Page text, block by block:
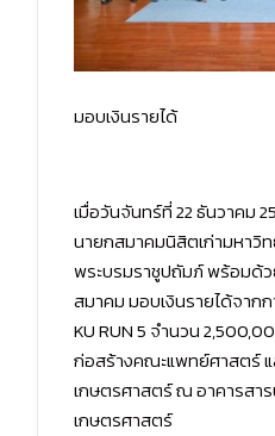
มอบเงินรายได้
เมื่อวันจันทร์ที่ 22 ธันวาคม
นายกสมาคมนิสิตเก่ามหาวิ
พระบรมราชูปถัมภ์ พร้อมด้
สมาคม มอบเงินรายได้จาก
KU RUN 5 จำนวน
ก่อสร้างคณะแพทย์ศาสตร์ แ
เกษตรศาสตร์ ณ อาคารสา
เกษตรศาสตร์